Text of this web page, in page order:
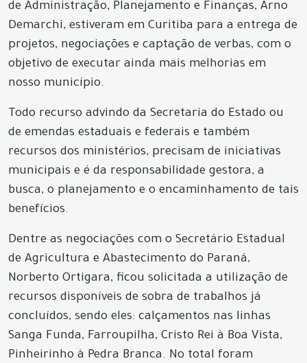
de Administração, Planejamento e Finanças, Arno
Demarchi, estiveram em Curitiba para a entrega de
projetos, negociações e captação de verbas, com o
objetivo de executar ainda mais melhorias em
nosso município.
Todo recurso advindo da Secretaria do Estado ou
de emendas estaduais e federais e também
recursos dos ministérios, precisam de iniciativas
municipais e é da responsabilidade gestora, a
busca, o planejamento e o encaminhamento de tais
benefícios.
Dentre as negociações com o Secretário Estadual
de Agricultura e Abastecimento do Paraná,
Norberto Ortigara, ficou solicitada a utilização de
recursos disponíveis de sobra de trabalhos já
concluídos, sendo eles: calçamentos nas linhas
Sanga Funda, Farroupilha, Cristo Rei à Boa Vista,
Pinheirinho à Pedra Branca. No total foram